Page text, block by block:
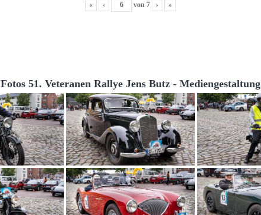
« ‹ von 7 › »
Fotos 51. Veteranen Rallye Jens Butz - Mediengestaltung